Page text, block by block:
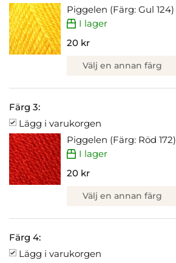
Piggelen (Färg: Gul 124)
I lager
20 kr
Välj en annan färg
Färg 3:
Lägg i varukorgen
Piggelen (Färg: Röd 172)
I lager
20 kr
Välj en annan färg
Färg 4:
Lägg i varukorgen